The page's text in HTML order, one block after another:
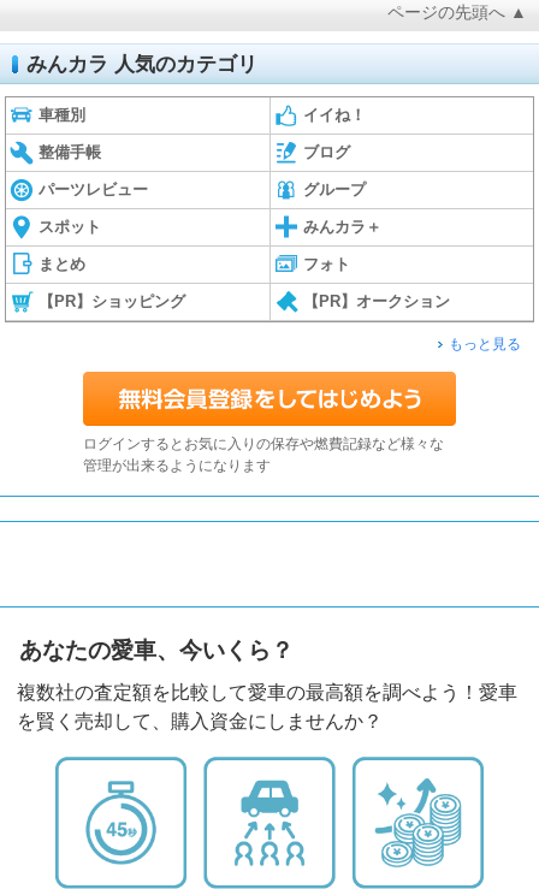
ページの先頭へ ▲
みんカラ 人気のカテゴリ
車種別 イイね！
整備手帳 ブログ
パーツレビュー グループ
スポット みんカラ＋
まとめ フォト
【PR】ショッピング 【PR】オークション
もっと見る
ログインするとお気に入りの保存や燃費記録など様々な
管理が出来るようになります
あなたの愛車、今いくら？
複数社の査定額を比較して愛車の最高額を調べよう！愛車
を賢く売却して、購入資金にしませんか？